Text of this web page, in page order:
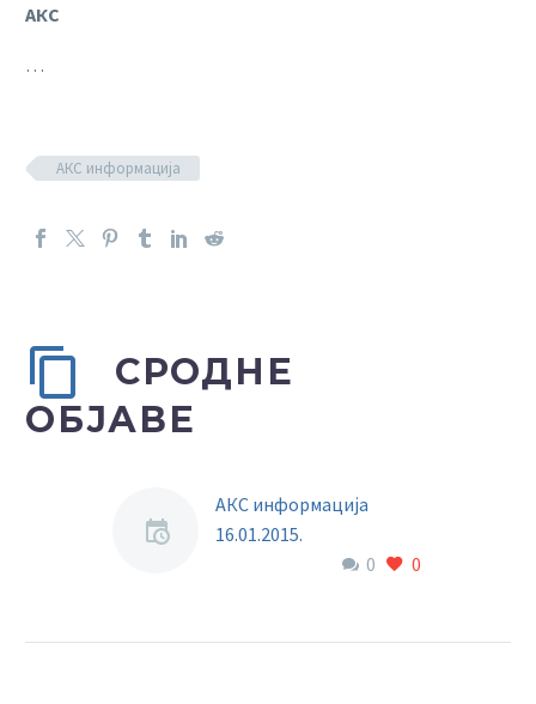
АКС
…
АКС информација
СРОДНЕ
ОБЈАВЕ
АКС информација
16.01.2015.
Током Конференције,
0 0